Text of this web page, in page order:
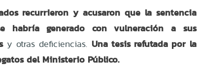
recurrieron y acusaron que la sentencia
habría generado con vulneración a sus
y otras deficiencias. Una tesis refutada por la
del Ministerio Público.